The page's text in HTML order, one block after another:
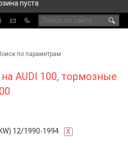
🔍
пуста
по параметрам
AUDI 100, тормозные
12/1990-1994 X